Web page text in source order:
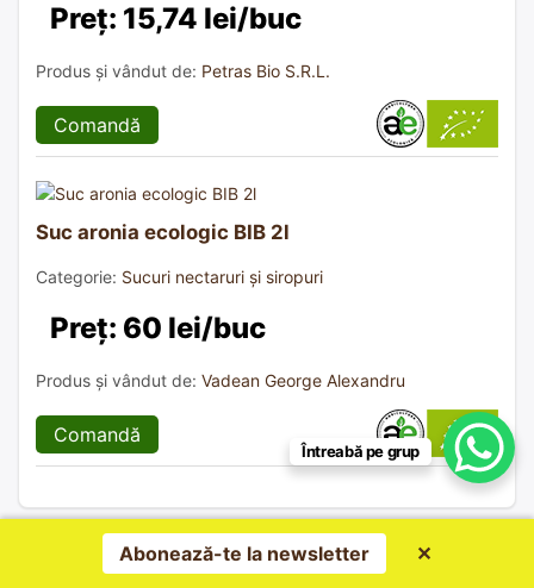
Preț: 15,74 lei/buc
Produs și vândut de: Petras Bio S.R.L.
Comandă
Suc aronia ecologic BIB 2l
Categorie: Sucuri nectaruri și siropuri
Preț: 60 lei/buc
Produs și vândut de: Vadean George Alexandru
Comandă
Abonează-te la newsletter ✕
Întreabă pe grup